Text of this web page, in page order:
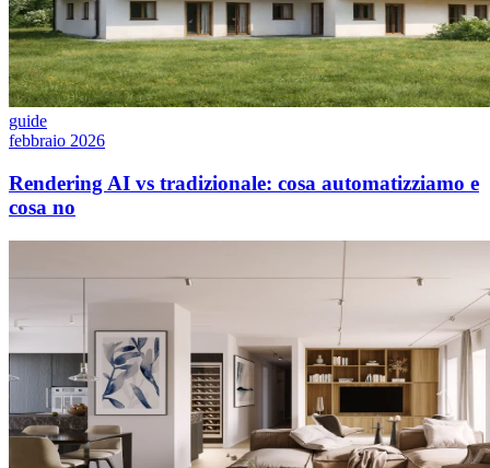
guide
febbraio 2026
Rendering AI vs tradizionale: cosa automatizziamo e
cosa no